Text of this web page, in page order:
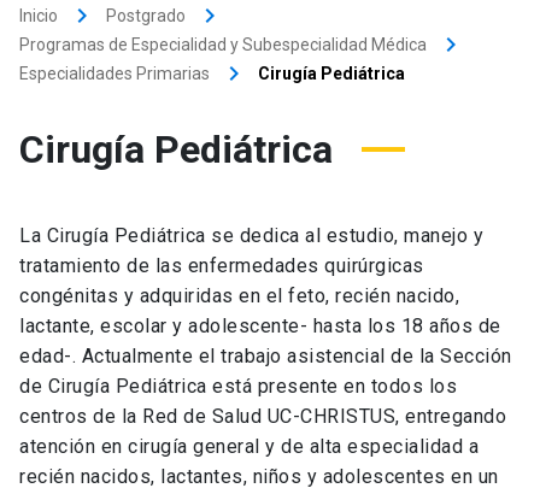
Inicio keyboard_arrow_right Postgrado keyboard_arrow_right
Programas de Especialidad y Subespecialidad Médica keyboard_arrow_right
Especialidades Primarias keyboard_arrow_right Cirugía Pediátrica
Cirugía Pediátrica
La Cirugía Pediátrica se dedica al estudio, manejo y
tratamiento de las enfermedades quirúrgicas
congénitas y adquiridas en el feto, recién nacido,
lactante, escolar y adolescente- hasta los 18 años de
edad-. Actualmente el trabajo asistencial de la Sección
de Cirugía Pediátrica está presente en todos los
centros de la Red de Salud UC-CHRISTUS, entregando
atención en cirugía general y de alta especialidad a
recién nacidos, lactantes, niños y adolescentes en un